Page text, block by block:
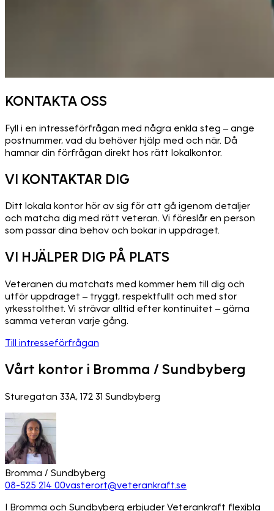
KONTAKTA OSS
Fyll i en intresseförfrågan med några enkla steg – ange
postnummer, vad du behöver hjälp med och när. Då
hamnar din förfrågan direkt hos rätt lokalkontor.
VI KONTAKTAR DIG
Ditt lokala kontor hör av sig för att gå igenom detaljer
och matcha dig med rätt veteran. Vi föreslår en person
som passar dina behov och bokar in uppdraget.
VI HJÄLPER DIG PÅ PLATS
Veteranen du matchats med kommer hem till dig och
utför uppdraget – tryggt, respektfullt och med stor
yrkesstolthet. Vi strävar alltid efter kontinuitet – gärna
samma veteran varje gång.
Till intresseförfrågan
Vårt kontor i Bromma / Sundbyberg
Sturegatan 33A, 172 31 Sundbyberg
Bromma / Sundbyberg
08-525 214 00vasterort@veterankraft.se
I Bromma och Sundbyberg erbjuder Veterankraft flexibla